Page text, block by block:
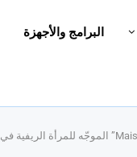
البرامج والأجهزة